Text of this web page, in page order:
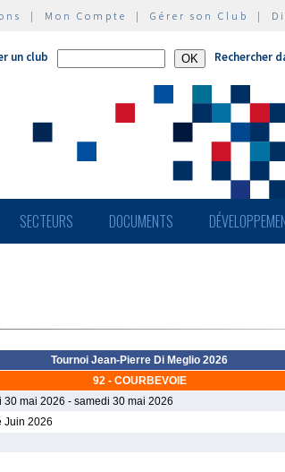
| Mon Compte | Gérer son Club |
un club Rechercher
SECTEURS DOCUMENTS
Tournoi Jean-Pierre Di Meglio 2026
92 - COURBEVOIE
30 mai 2026 - samedi 30 mai 2026
Juin 2026